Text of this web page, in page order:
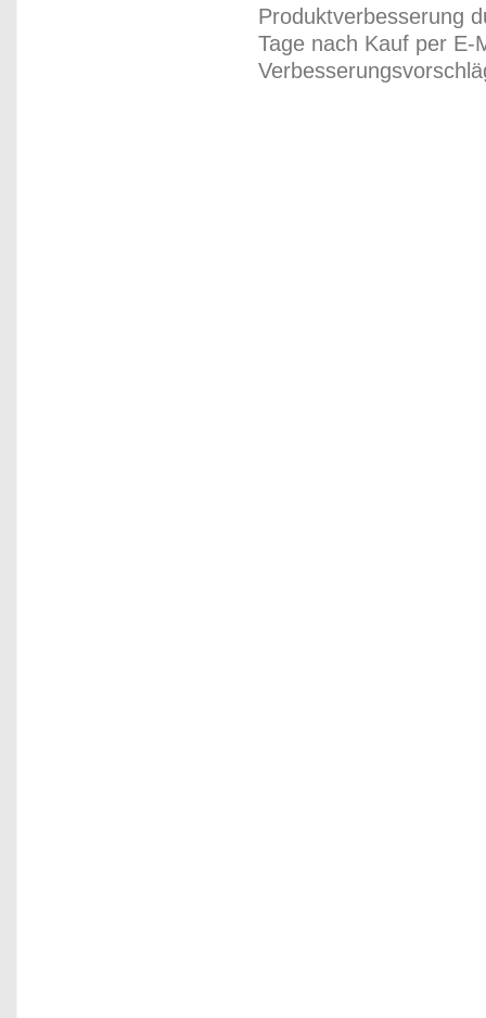
Produktverbesserung
Tage nach Kauf per E-